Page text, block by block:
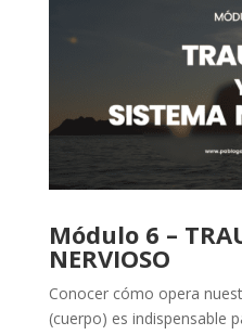
Módulo 6 –
NERVIOSO
Conocer cómo opera
(cuerpo) es indispensable